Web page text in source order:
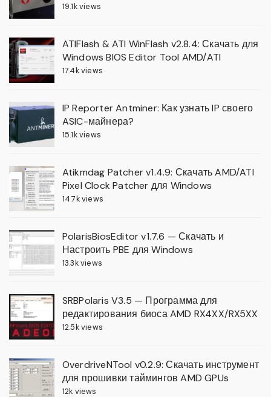
19.1k views
ATIFlash & ATI WinFlash v2.8.4: Скачать для
Windows BIOS Editor Tool AMD/ATI
17.4k views
IP Reporter Antminer: Как узнать IP своего
ASIC-майнера?
15.1k views
Atikmdag Patcher v1.4.9: Скачать AMD/ATI
Pixel Clock Patcher для Windows
14.7k views
PolarisBiosEditor v1.7.6 — Скачать и
Настроить PBE для Windows
13.3k views
SRBPolaris V3.5 — Программа для
редактирования биоса AMD RX4XX/RX5XX
12.5k views
OverdriveNTool v0.2.9: Скачать инструмент
для прошивки таймингов AMD GPUs
12k views